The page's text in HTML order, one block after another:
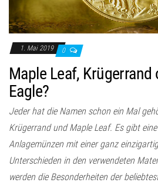
1. Mai 2019 0
Maple Leaf,
Eagle?
Jeder hat die Namen schon ein Mal
Krügerrand und Maple Leaf. Es gibt
Anlagemünzen mit einer ganz
Unterschieden in den verwendeten
werden die Besonderheiten der